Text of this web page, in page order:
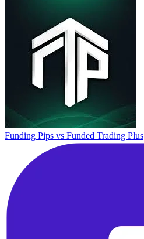
Funding Pips vs Funded Trading Plus